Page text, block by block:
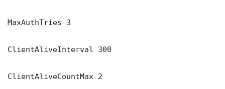
MaxAuthTries 3
ClientAliveInterval 300
ClientAliveCountMax 2